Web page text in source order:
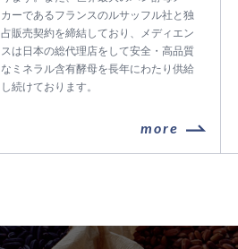
カーであるフランスのルサッフル社と独
占販売契約を締結しており、メディエン
スは日本の総代理店をして安全・高品質
なミネラル含有酵母を長年にわたり供給
し続けております。
more